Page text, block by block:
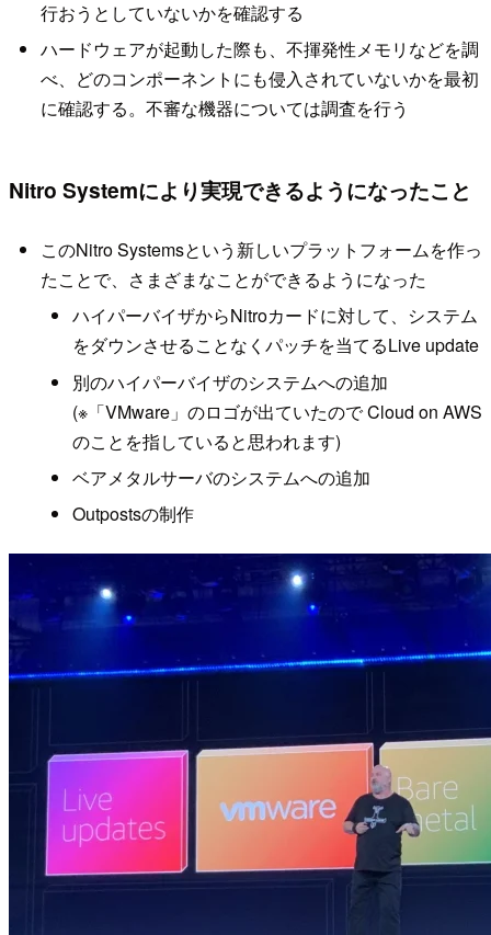
行おうとしていないかを確認する
ハードウェアが起動した際も、不揮発性メモリなどを調
べ、どのコンポーネントにも侵入されていないかを最初
に確認する。不審な機器については調査を行う
Nitro Systemにより実現できるようになったこと
このNitro Systemsという新しいプラットフォームを作っ
たことで、さまざまなことができるようになった
ハイパーバイザからNitroカードに対して、システム
をダウンさせることなくパッチを当てるLive update
別のハイパーバイザのシステムへの追加
(※「VMware」のロゴが出ていたので Cloud on AWS
のことを指していると思われます)
ベアメタルサーバのシステムへの追加
Outpostsの制作